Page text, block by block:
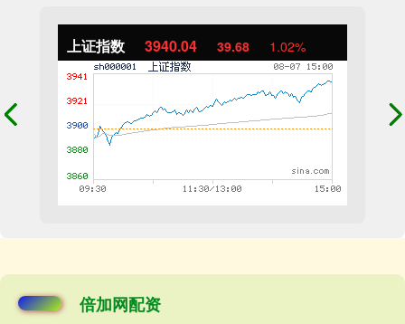
上证指数 3940.04 39.68 1.02%
倍加网配资